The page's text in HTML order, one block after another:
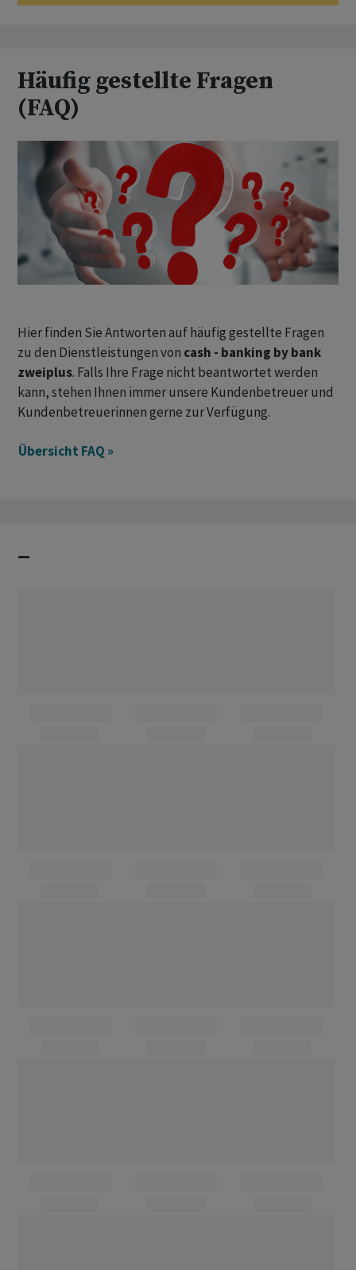
Häufig gestellte Fragen
(FAQ)
Hier finden Sie Antworten auf häufig gestellte Fragen
zu den Dienstleistungen von cash - banking by bank
zweiplus. Falls Ihre Frage nicht beantwortet werden
kann, stehen Ihnen immer unsere Kundenbetreuer und
Kundenbetreuerinnen gerne zur Verfügung.
Übersicht FAQ »
–